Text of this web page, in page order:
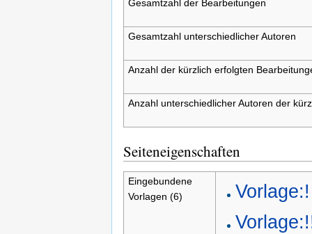
Gesamtzahl der Bearbeitungen
Gesamtzahl unterschiedlicher Autoren
Anzahl der kürzlich erfolgten
Anzahl unterschiedlicher Autoren der
Seiteneigenschaften
Eingebundene
Vorlagen (6)
Vorlage:!